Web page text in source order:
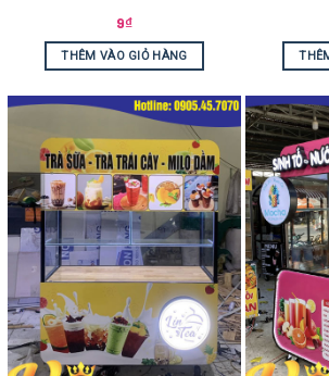
9₫
THÊM VÀO GIỎ HÀNG